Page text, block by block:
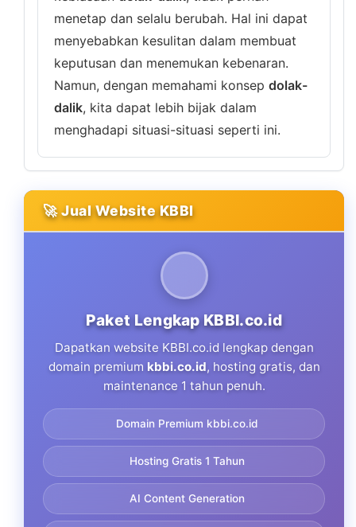
menetap dan selalu berubah. Hal ini dapat
menyebabkan kesulitan dalam membuat
keputusan dan menemukan kebenaran.
Namun, dengan memahami konsep dolak-
dalik, kita dapat lebih bijak dalam
menghadapi situasi-situasi seperti ini.
🚀 Jual Website KBBI
Paket Lengkap KBBI.co.id
Dapatkan website KBBI.co.id lengkap dengan
domain premium kbbi.co.id, hosting gratis, dan
maintenance 1 tahun penuh.
Domain Premium kbbi.co.id
Hosting Gratis 1 Tahun
AI Content Generation